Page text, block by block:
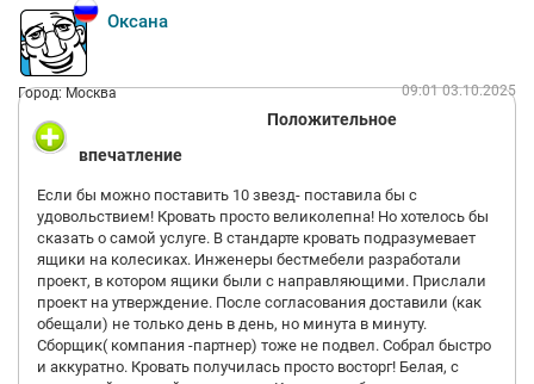
Оксана
Город: Москва 09:01 03.10.2025
Положительное
впечатление
Если бы можно поставить 10 звезд- поставила бы с
удовольствием! Кровать просто великолепна! Но хотелось бы
сказать о самой услуге. В стандарте кровать подразумевает
ящики на колесиках. Инженеры бестмебели разработали
проект, в котором ящики были с направляющими. Прислали
проект на утверждение. После согласования доставили (как
обещали) не только день в день, но минута в минуту.
Сборщик( компания -партнер) тоже не подвел. Собрал быстро
и аккуратно. Кровать получилась просто восторг! Белая, с